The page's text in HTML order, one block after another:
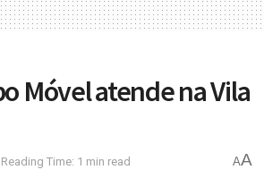
Móvel atende na Vila
Reading Time: 1 min read AA